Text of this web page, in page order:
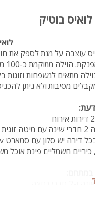
בוטיק
עוצבה על מנת לספק את
ממוקמת כ-100 מטר מהים ומהמרכז.
מתאים למשפחות וזוגות בלבד!!
מסיבות ולא ניתן להכניס
כיריים חשמליים פינת אוכל